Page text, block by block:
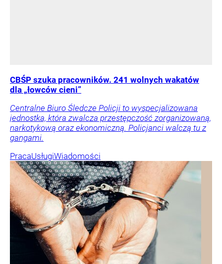
CBŚP szuka pracowników. 241 wolnych wakatów
dla „łowców cieni”
Centralne Biuro Śledcze Policji to wyspecjalizowana
jednostka, która zwalcza przestępczość zorganizowaną,
narkotykową oraz ekonomiczną. Policjanci walczą tu z
gangami.
PracaUsługiWiadomości